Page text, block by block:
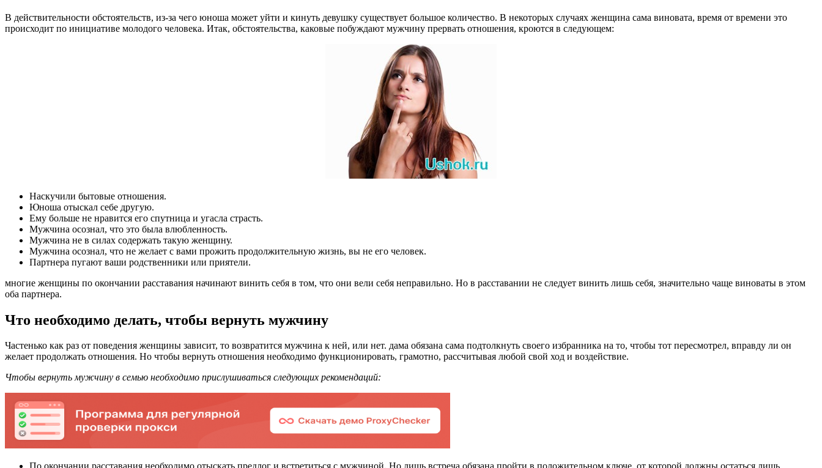
В действительности обстоятельств, из-за чего юноша может уйти и кинуть девушку существует большое количество. В некоторых случаях женщина сама виновата, время от времени это
происходит по инициативе молодого человека. Итак, обстоятельства, каковые побуждают мужчину прервать отношения, кроются в следующем:
Наскучили бытовые отношения.
Юноша отыскал себе другую.
Ему больше не нравится его спутница и угасла страсть.
Мужчина осознал, что это была влюбленность.
Мужчина не в силах содержать такую женщину.
Мужчина осознал, что не желает с вами прожить продолжительную жизнь, вы не его человек.
Партнера пугают ваши родственники или приятели.
многие женщины по окончании расставания начинают винить себя в том, что они вели себя неправильно. Но в расставании не следует винить лишь себя, значительно чаще виноваты в этом
оба партнера.
Что необходимо делать, чтобы вернуть мужчину
Частенько как раз от поведения женщины зависит, то возвратится мужчина к ней, или нет. дама обязана сама подтолкнуть своего избранника на то, чтобы тот пересмотрел, вправду ли он
желает продолжать отношения. Но чтобы вернуть отношения необходимо функционировать, грамотно, рассчитывая любой свой ход и воздействие.
Чтобы вернуть мужчину в семью необходимо прислушиваться следующих рекомендаций: